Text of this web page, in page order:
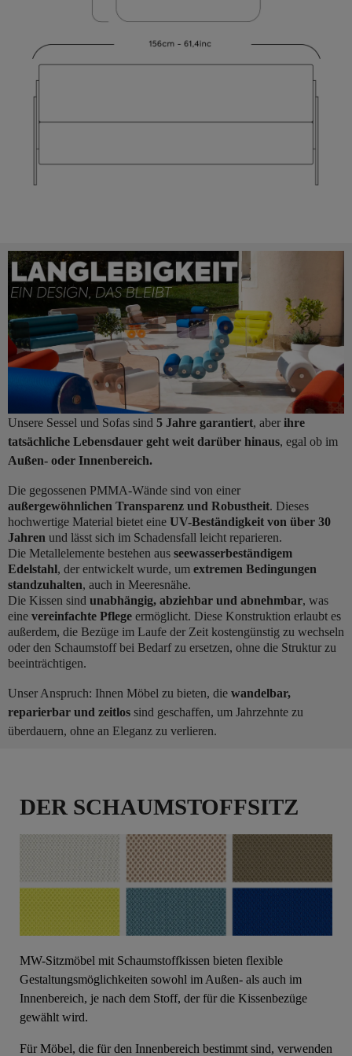
Unsere Sessel und Sofas sind 5 Jahre garantiert, aber ihre
tatsächliche Lebensdauer geht weit darüber hinaus, egal ob im
Außen- oder Innenbereich.
Die gegossenen PMMA-Wände sind von einer
außergewöhnlichen Transparenz und Robustheit. Dieses
hochwertige Material bietet eine UV-Beständigkeit von über 30
Jahren und lässt sich im Schadensfall leicht reparieren.
Die Metallelemente bestehen aus seewasserbeständigem
Edelstahl, der entwickelt wurde, um extremen Bedingungen
standzuhalten, auch in Meeresnähe.
Die Kissen sind unabhängig, abziehbar und abnehmbar, was
eine vereinfachte Pflege ermöglicht. Diese Konstruktion erlaubt es
außerdem, die Bezüge im Laufe der Zeit kostengünstig zu wechseln
oder den Schaumstoff bei Bedarf zu ersetzen, ohne die Struktur zu
beeinträchtigen.
Unser Anspruch: Ihnen Möbel zu bieten, die wandelbar,
reparierbar und zeitlos sind geschaffen, um Jahrzehnte zu
überdauern, ohne an Eleganz zu verlieren.
DER SCHAUMSTOFFSITZ
MW-Sitzmöbel mit Schaumstoffkissen bieten flexible
Gestaltungsmöglichkeiten sowohl im Außen- als auch im
Innenbereich, je nach dem Stoff, der für die Kissenbezüge
gewählt wird.
Für Möbel, die für den Innenbereich bestimmt sind, verwenden